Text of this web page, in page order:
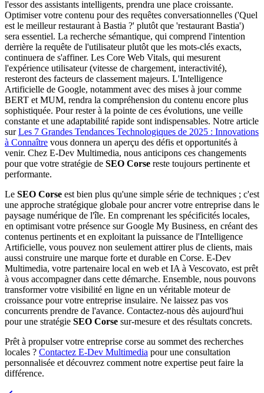
l'essor des assistants intelligents, prendra une place croissante.
Optimiser votre contenu pour des requêtes conversationnelles ('Quel
est le meilleur restaurant à Bastia ?' plutôt que 'restaurant Bastia')
sera essentiel. La recherche sémantique, qui comprend l'intention
derrière la requête de l'utilisateur plutôt que les mots-clés exacts,
continuera de s'affiner. Les Core Web Vitals, qui mesurent
l'expérience utilisateur (vitesse de chargement, interactivité),
resteront des facteurs de classement majeurs. L'Intelligence
Artificielle de Google, notamment avec des mises à jour comme
BERT et MUM, rendra la compréhension du contenu encore plus
sophistiquée. Pour rester à la pointe de ces évolutions, une veille
constante et une adaptabilité rapide sont indispensables. Notre article
surLes 7 Grandes Tendances Technologiques de 2025 : Innovations
à Connaître vous donnera un aperçu des défis et opportunités à
venir. Chez E-Dev Multimedia, nous anticipons ces changements
pour que votre stratégie de SEO Corse reste toujours pertinente et
performante.
Le SEO Corse est bien plus qu'une simple série de techniques ; c'est
une approche stratégique globale pour ancrer votre entreprise dans le
paysage numérique de l'île. En comprenant les spécificités locales,
en optimisant votre présence sur Google My Business, en créant des
contenus pertinents et en exploitant la puissance de l'Intelligence
Artificielle, vous pouvez non seulement attirer plus de clients, mais
aussi construire une marque forte et durable en Corse. E-Dev
Multimedia, votre partenaire local en web et IA à Vescovato, est prêt
à vous accompagner dans cette démarche. Ensemble, nous pouvons
transformer votre visibilité en ligne en un véritable moteur de
croissance pour votre entreprise insulaire. Ne laissez pas vos
concurrents prendre de l'avance. Contactez-nous dès aujourd'hui
pour une stratégie SEO Corse sur-mesure et des résultats concrets.
Prêt à propulser votre entreprise corse au sommet des recherches
locales ? Contactez E-Dev Multimedia pour une consultation
personnalisée et découvrez comment notre expertise peut faire la
différence.